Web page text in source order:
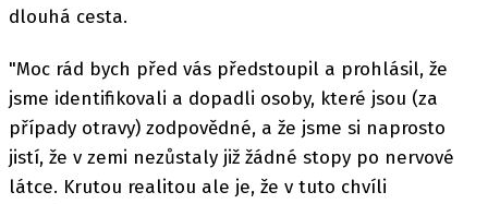
dlouhá cesta.
"Moc rád bych před vás předstoupil a prohlásil, že
jsme identifikovali a dopadli osoby, které jsou (za
případy otravy) zodpovědné, a že jsme si naprosto
jistí, že v zemi nezůstaly již žádné stopy po nervové
látce. Krutou realitou ale je, že v tuto chvíli